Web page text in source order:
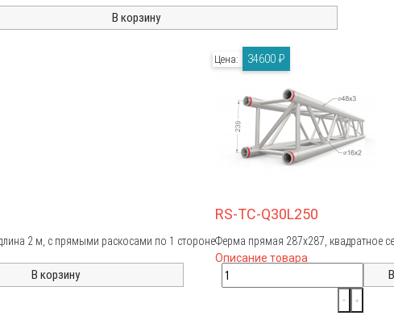
2 м, с прямыми раскосами по 1 стороне
RS-TC-Q30L250
Ферма прямая 287х287, квадратное
Описание товара
Цена: 34600 ₽